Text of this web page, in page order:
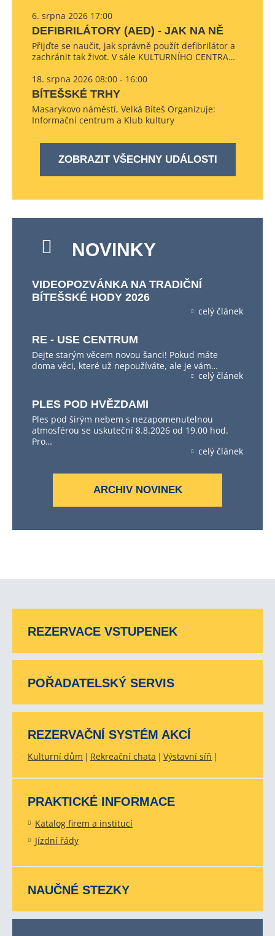
6. srpna 2026 17:00
DEFIBRILÁTORY (AED) - JAK NA NĚ
Přijďte se naučit, jak správně použít defibrilátor a
zachránit tak život. V sále KULTURNÍHO CENTRA…
18. srpna 2026 08:00 - 16:00
BÍTEŠSKÉ TRHY
Masarykovo náměstí, Velká Bíteš Organizuje:
Informační centrum a Klub kultury
ZOBRAZIT VŠECHNY UDÁLOSTI
NOVINKY
VIDEOPOZVÁNKA NA TRADIČNÍ
BÍTEŠSKÉ HODY 2026
celý článek
RE - USE CENTRUM
Dejte starým věcem novou šanci! Pokud máte
doma věci, které už nepoužíváte, ale je vám…
celý článek
PLES POD HVĚZDAMI
Ples pod širým nebem s nezapomenutelnou
atmosférou se uskuteční 8.8.2026 od 19.00 hod.
Pro…
celý článek
ARCHIV NOVINEK
REZERVACE VSTUPENEK
POŘADATELSKÝ SERVIS
REZERVAČNÍ SYSTÉM AKCÍ
Kulturní dům Rekreační chata Výstavní síň
PRAKTICKÉ INFORMACE
Katalog firem a institucí
Jízdní řády
NAUČNÉ STEZKY